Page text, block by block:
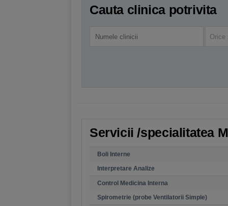
Cauta clinica potrivita
Orice
Servicii /specialitatea
Boli Interne
Interpretare Analize
Control Medicina Interna
Spirometrie (probe Ventilatorii Simple)